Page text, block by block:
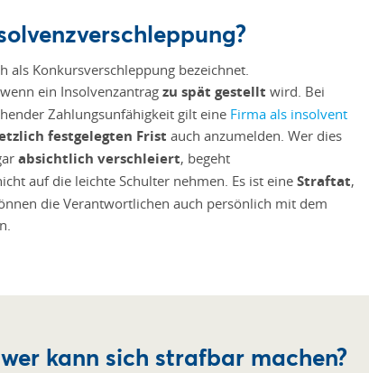
als Konkursverschleppung bezeichnet.
ein Insolvenzantrag zu spät gestellt wird. Bei
Zahlungsunfähigkeit gilt eine Firma als insolvent
festgelegten Frist auch anzumelden. Wer dies
absichtlich verschleiert, begeht
auf die leichte Schulter nehmen. Es ist eine Straftat,
die Verantwortlichen auch persönlich mit dem
kann sich strafbar machen?